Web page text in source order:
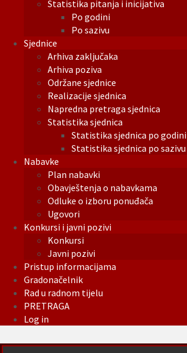
Statistika pitanja i inicijativa
Po godini
Po sazivu
Sjednice
Arhiva zaključaka
Arhiva poziva
Održane sjednice
Realizacije sjednica
Napredna pretraga sjednica
Statistika sjednica
Statistika sjednica po godini
Statistika sjednica po sazivu
Nabavke
Plan nabavki
Obavještenja o nabavkama
Odluke o izboru ponuđača
Ugovori
Konkursi i javni pozivi
Konkursi
Javni pozivi
Pristup informacijama
Gradonačelnik
Rad u radnom tijelu
PRETRAGA
Log in